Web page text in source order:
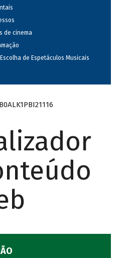
de cinema
de Espetáculos Musicais